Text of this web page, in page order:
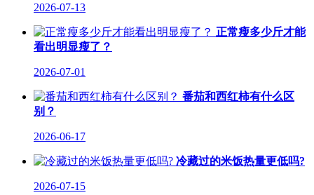
2026-07-13
正常瘦多少斤才能
看出明显瘦了？
2026-07-01
番茄和西红柿有什么区
别？
2026-06-17
冷藏过的米饭热量更低吗?
2026-07-15